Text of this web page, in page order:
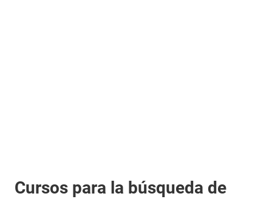
Cursos para la búsqueda de